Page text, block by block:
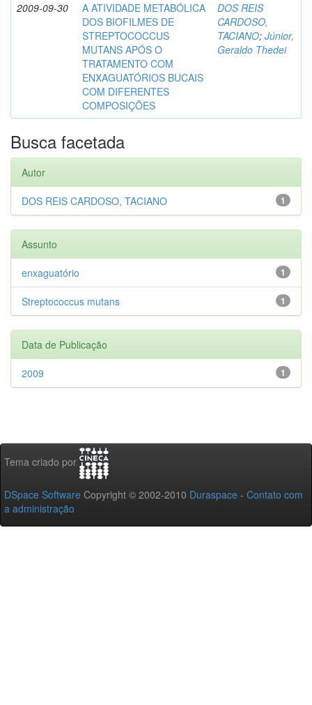
2009-09-30
A ATIVIDADE METABÓLICA
DOS BIOFILMES DE
STREPTOCOCCUS
MUTANS APÓS O
TRATAMENTO COM
ENXAGUATÓRIOS BUCAIS
COM DIFERENTES
COMPOSIÇÕES
DOS REIS
CARDOSO,
TACIANO; Júnior,
Geraldo Thedei
Busca facetada
Autor
1
DOS REIS CARDOSO, TACIANO
Assunto
1
enxaguatório
1
Streptococcus mutans
Data de Publicação
1
2009
Tema criado por
DSpace Software Copyright © 2002-2010 Duraspace - Contato com
a administração